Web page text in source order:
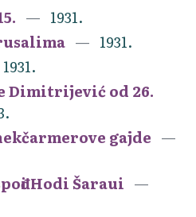
1931.
1931.
1931.
Dimitrijević od 26.
gajde
Hodi Šaraui